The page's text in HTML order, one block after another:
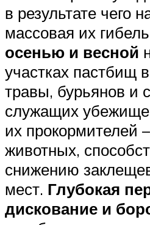
в результате чего
массовая их
осенью и весной
участках пастбищ
травы, бурьянов и
служащих
их прокормителей
животных,
снижению
мест. Глубокая
дискование и